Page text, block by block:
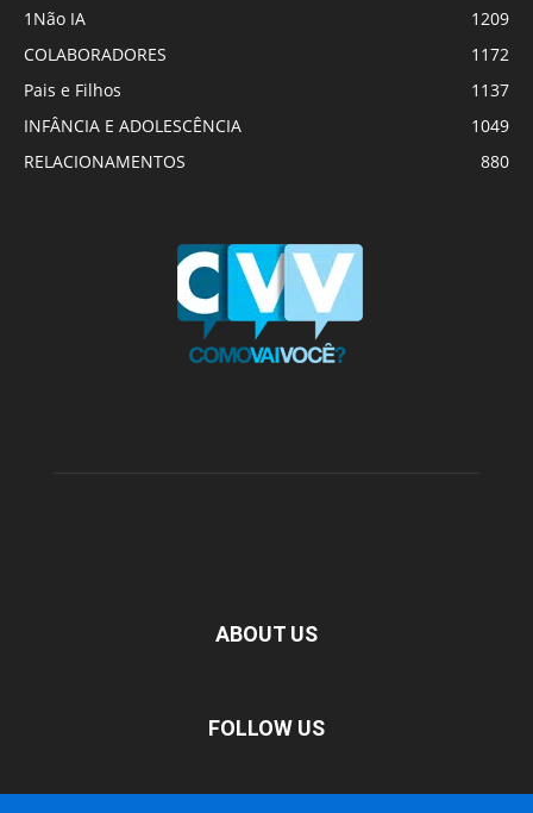
1Não IA
1209
COLABORADORES
1172
Pais e Filhos
1137
INFÂNCIA E ADOLESCÊNCIA
1049
RELACIONAMENTOS
880
ABOUT US
FOLLOW US